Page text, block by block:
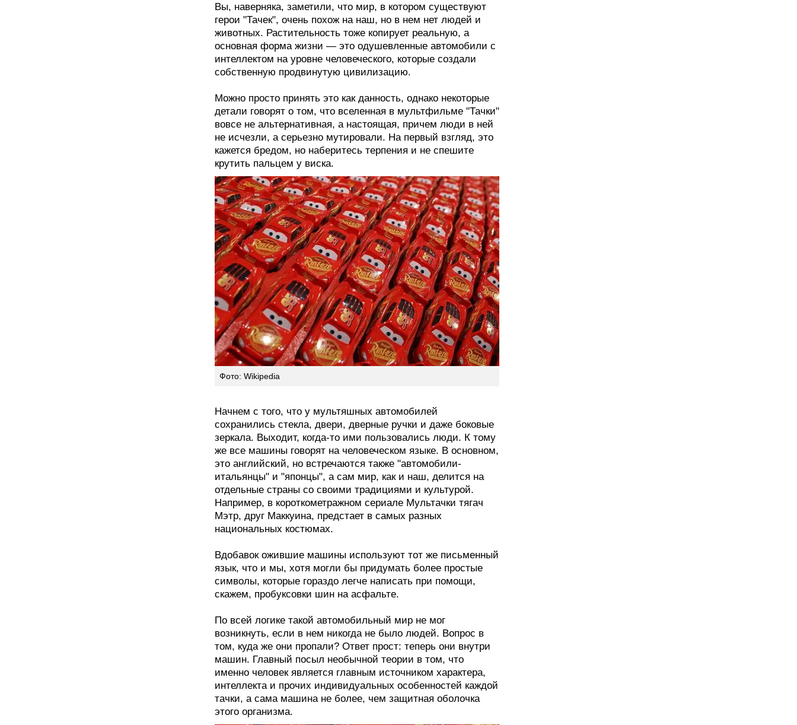
Вы, наверняка, заметили, что мир, в котором существуют
герои "Тачек", очень похож на наш, но в нем нет людей и
животных. Растительность тоже копирует реальную, а
основная форма жизни — это одушевленные автомобили с
интеллектом на уровне человеческого, которые создали
собственную продвинутую цивилизацию.
Можно просто принять это как данность, однако некоторые
детали говорят о том, что вселенная в мультфильме "Тачки"
вовсе не альтернативная, а настоящая, причем люди в ней
не исчезли, а серьезно мутировали. На первый взгляд, это
кажется бредом, но наберитесь терпения и не спешите
крутить пальцем у виска.
Фото: Wikipedia
Начнем с того, что у мультяшных автомобилей
сохранились стекла, двери, дверные ручки и даже боковые
зеркала. Выходит, когда-то ими пользовались люди. К тому
же все машины говорят на человеческом языке. В основном,
это английский, но встречаются также "автомобили-
итальянцы" и "японцы", а сам мир, как и наш, делится на
отдельные страны со своими традициями и культурой.
Например, в короткометражном сериале Мультачки тягач
Мэтр, друг Маккуина, предстает в самых разных
национальных костюмах.
Вдобавок ожившие машины используют тот же письменный
язык, что и мы, хотя могли бы придумать более простые
символы, которые гораздо легче написать при помощи,
скажем, пробуксовки шин на асфальте.
По всей логике такой автомобильный мир не мог
возникнуть, если в нем никогда не было людей. Вопрос в
том, куда же они пропали? Ответ прост: теперь они внутри
машин. Главный посыл необычной теории в том, что
именно человек является главным источником характера,
интеллекта и прочих индивидуальных особенностей каждой
тачки, а сама машина не более, чем защитная оболочка
этого организма.